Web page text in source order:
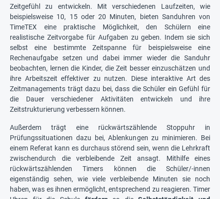
Zeitgefühl zu entwickeln. Mit verschiedenen Laufzeiten, wie
beispielsweise 10, 15 oder 20 Minuten, bieten Sanduhren von
TimeTEX eine praktische Möglichkeit, den Schülern eine
realistische Zeitvorgabe für Aufgaben zu geben. Indem sie sich
selbst eine bestimmte Zeitspanne für beispielsweise eine
Rechenaufgabe setzen und dabei immer wieder die Sanduhr
beobachten, lernen die Kinder, die Zeit besser einzuschätzen und
ihre Arbeitszeit effektiver zu nutzen. Diese interaktive Art des
Zeitmanagements trägt dazu bei, dass die Schüler ein Gefühl für
die Dauer verschiedener Aktivitäten entwickeln und ihre
Zeitstrukturierung verbessern können.
Außerdem trägt eine rückwärtszählende Stoppuhr in
Prüfungssituationen dazu bei, Ablenkungen zu minimieren. Bei
einem Referat kann es durchaus störend sein, wenn die Lehrkraft
zwischendurch die verbleibende Zeit ansagt. Mithilfe eines
rückwärtszählenden Timers können die Schüler/-innen
eigenständig sehen, wie viele verbleibende Minuten sie noch
haben, was es ihnen ermöglicht, entsprechend zu reagieren. Timer